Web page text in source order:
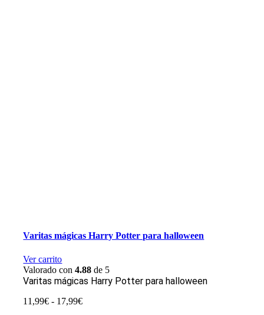
Varitas mágicas Harry Potter para halloween
Ver carrito
Valorado con4.88 de 5
Varitas mágicas Harry Potter para halloween
11,99€ - 17,99€Rango